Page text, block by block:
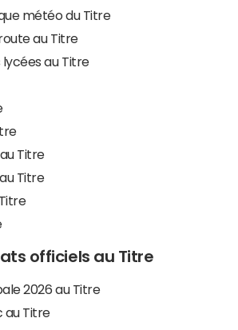
météo du Titre
au Titre
au Titre
Titre
Titre
officiels au Titre
2026 au Titre
au Titre